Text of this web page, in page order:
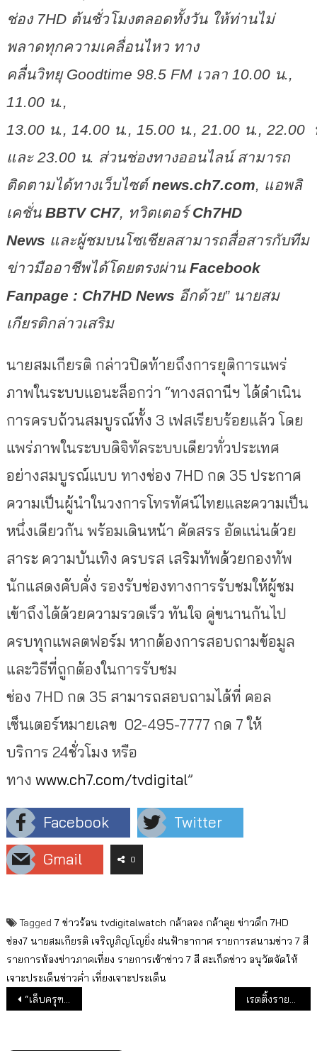
ช่อง 7HD ต้นชั่วโมงตลอดทั้งวัน ให้ท่านไม่
พลาดทุกความเคลื่อนไหว ทาง
คลื่นวิทยุ Goodtime 98.5 FM เวลา 10.00น.,
11.00 น.,
13.00น., 14.00น., 15.00น., 21.00น., 22.00
และ 23.00น. ส่วนช่องทางออนไลน์ สามารถ
ติดตามได้ทางเว็บไซต์ news.ch7.com, แอพลิ
เคชั่น BBTV CH7, ทวิตเตอร์ Ch7HD
News และผู้ชมบนโซเชียลสามารถสื่อสารกับทีม
ข่าวมืออาชีพได้โดยตรงผ่าน Facebook
Fanpage : Ch7HD News อีกด้วย” นายสม
เกียรติกล่าวเสริม
นายสมเกียรติ กล่าวปิดท้ายถึงการยุติการแพร่
ภาพในระบบแอนะล็อกว่า “ทางสถานีฯ ได้ดำเนิน
การครบถ้วนสมบูรณ์ทั้ง 3 เฟสเรียบร้อยแล้ว โดย
แพร่ภาพในระบบดิจิทัลระบบเดียวทั่วประเทศ
อย่างสมบูรณ์แบบ ทางช่อง 7HD กด 35 ประกาศ
ความเป็นผู้นำในวงการโทรทัศน์ไทยและความเป็น
หนึ่งเดียวกัน พร้อมเดินหน้า คัดสรร อัดแน่นด้วย
สาระ ความบันเทิง ครบรส เสริมทัพด้วยกองทัพ
นักแสดงคับคั่ง รองรับช่องทางการรับชมให้ผู้ชม
เข้าถึงได้ด้วยความรวดเร็ว ทันใจ คู่ขนานกันไป
ครบทุกแพลตฟอร์ม หากต้องการสอบถามข้อมูล
และวิธีที่ถูกต้องในการรับชม
ช่อง 7HD กด 35 สามารถสอบถามได้ที่ คอล
เซ็นเตอร์หมายเลข 02-495-7777 กด 7ให้
บริการ 24ชั่วโมง หรือ
ทาง www.ch7.com/tvdigital”
Facebook
Twitter
Gmail
0
Tagged 7 ข่าวร้อน tvdigitalwatch กล้าลอง กล้าลุย ข่าวดึก 7HD
ช่อง7 นายสมเกียรติ เจริญภิญโญยิ่ง ฝนฟ้าอากาศ รายการสนามข่าว 7 สี
รายการห้องข่าวภาคเที่ยง รายการเช้าข่าว 7 สี สะเก็ดข่าว อนุวัตจัดให้
เจาะประเด็นข่าวค่ำ เที่ยงเจาะประเด็น
แนะแนวเรื่อง
“เล็บครุฑ”ช่อง 7 “บุพเพสันนิวาส” ช่อง 3 เรตติ้งยังแรงสูงสุดของวัน เรตติ้งรายการเฮียชูวิทย์ยังดี ช่อง 3-ไทยรัฐทีวี เปิดจอรอ